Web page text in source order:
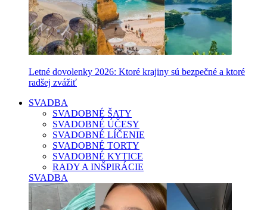
Letné dovolenky 2026: Ktoré krajiny sú bezpečné a ktoré
radšej zvážiť
SVADBA
SVADOBNÉ ŠATY
SVADOBNÉ ÚČESY
SVADOBNÉ LÍČENIE
SVADOBNÉ TORTY
SVADOBNÉ KYTICE
RADY A INŠPIRÁCIE
SVADBA